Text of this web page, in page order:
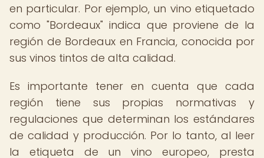
en particular. Por ejemplo, un vino etiquetado
como "Bordeaux" indica que proviene de la
región de Bordeaux en Francia, conocida por
sus vinos tintos de alta calidad.
Es importante tener en cuenta que cada
región tiene sus propias normativas y
regulaciones que determinan los estándares
de calidad y producción. Por lo tanto, al leer
la etiqueta de un vino europeo, presta